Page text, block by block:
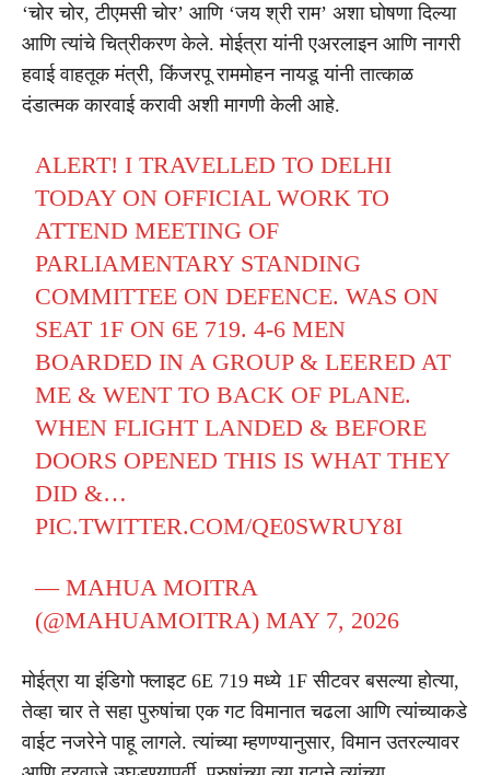
‘चोर चोर, टीएमसी चोर’ आणि ‘जय श्री राम’ अशा घोषणा दिल्या
आणि त्यांचे चित्रीकरण केले. मोईत्रा यांनी एअरलाइन आणि नागरी
हवाई वाहतूक मंत्री, किंजरपू राममोहन नायडू यांनी तात्काळ
दंडात्मक कारवाई करावी अशी मागणी केली आहे.
ALERT! I TRAVELLED TO DELHI
TODAY ON OFFICIAL WORK TO
ATTEND MEETING OF
PARLIAMENTARY STANDING
COMMITTEE ON DEFENCE. WAS ON
SEAT 1F ON 6E 719. 4-6 MEN
BOARDED IN A GROUP & LEERED AT
ME & WENT TO BACK OF PLANE.
WHEN FLIGHT LANDED & BEFORE
DOORS OPENED THIS IS WHAT THEY
DID &…
PIC.TWITTER.COM/QE0SWRUY8I
— MAHUA MOITRA
(@MAHUAMOITRA)MAY 7, 2026
मोईत्रा या इंडिगो फ्लाइट 6E 719 मध्ये 1F सीटवर बसल्या होत्या,
तेव्हा चार ते सहा पुरुषांचा एक गट विमानात चढला आणि त्यांच्याकडे
वाईट नजरेने पाहू लागले. त्यांच्या म्हणण्यानुसार, विमान उतरल्यावर